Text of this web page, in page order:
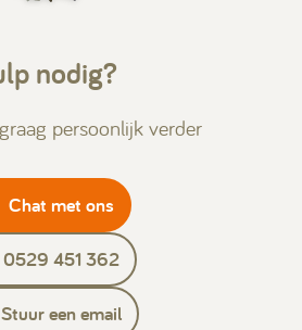
nodig?
persoonlijk verder
Chat met ons
0529 451 362
Stuur een email